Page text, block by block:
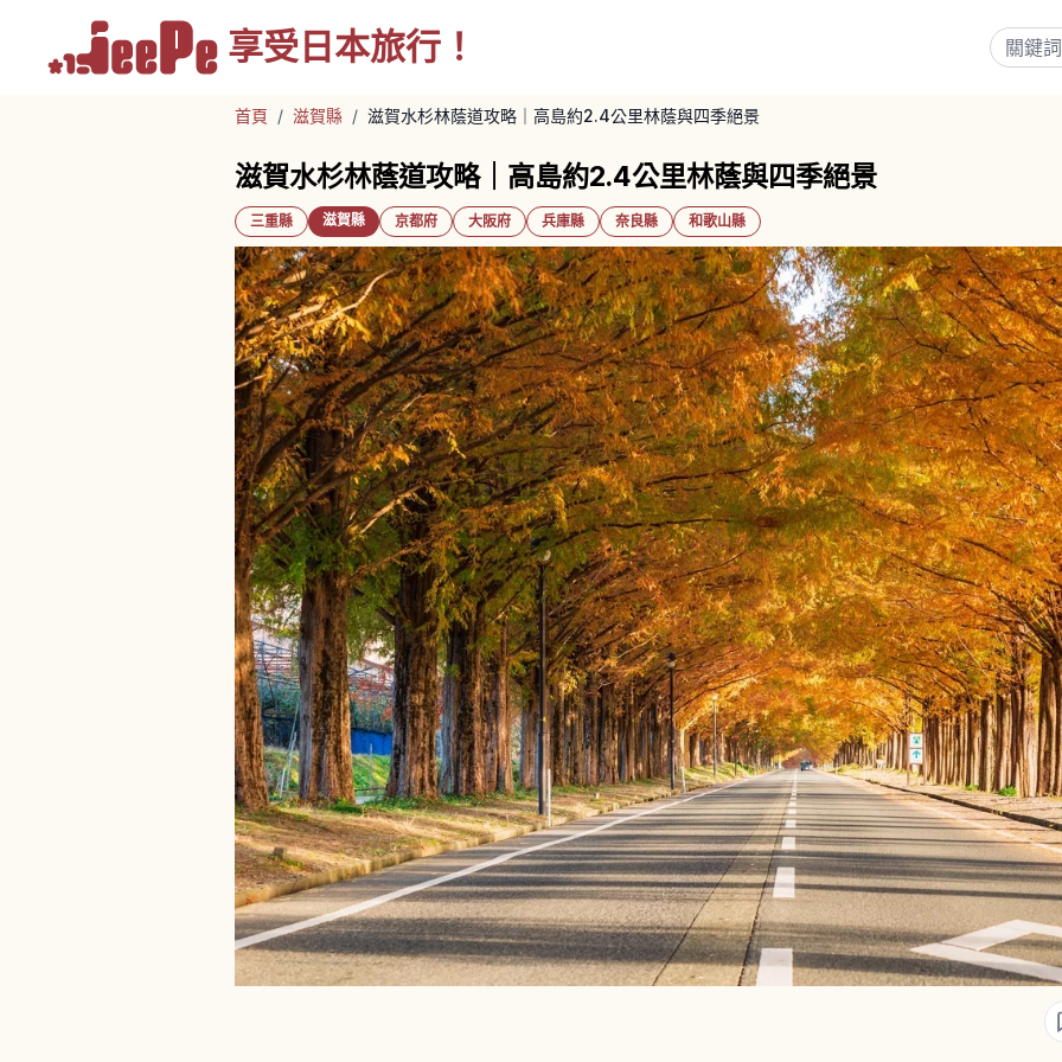
享受 日本旅行！
首頁 / 滋賀縣 / 滋賀水杉林蔭道攻略｜高島約2.4公里林蔭與四季絕景
滋賀水杉林蔭道攻略｜高島約2.4公里林蔭與四季絕景
三重縣 滋賀縣 京都府 大阪府 兵庫縣 奈良縣 和歌山縣